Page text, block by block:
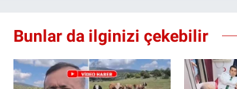
Bunlar da ilginizi çekebilir